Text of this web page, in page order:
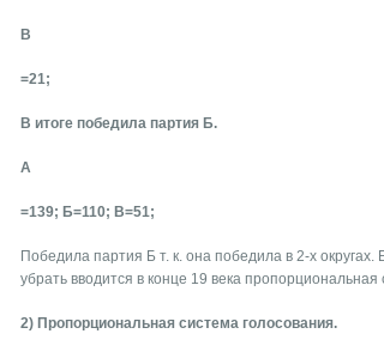
B
=21;
В итоге победила партия Б.
A
=139; Б=110; В=51;
Победила партия Б т. к. она победила в 2-х
убрать вводится в конце 19 века пропорциональная
2) Пропорциональная система голосования.